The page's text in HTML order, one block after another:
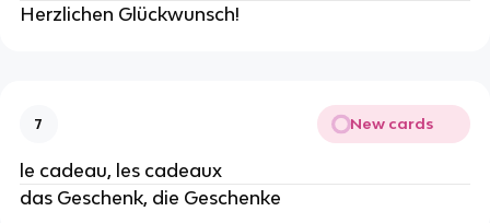
Herzlichen Glückwunsch!
7 New cards
le cadeau, les cadeaux
das Geschenk, die Geschenke